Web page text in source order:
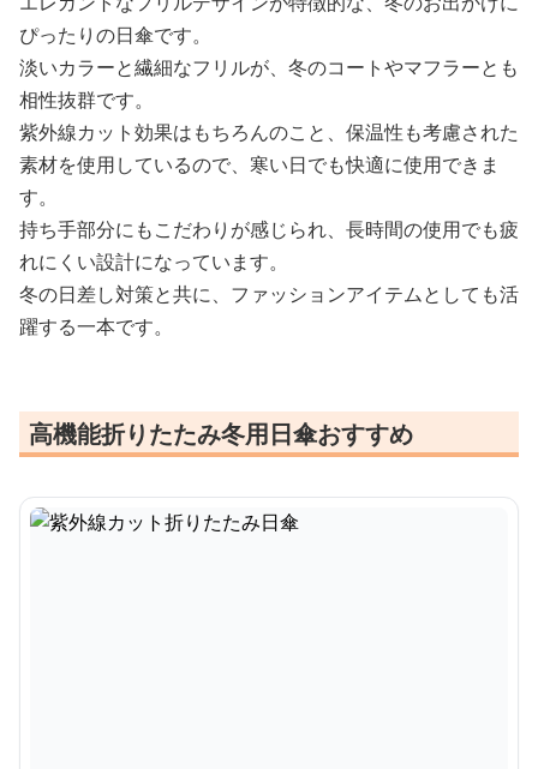
ぴったりの日傘です。
淡いカラーと繊細なフリルが、冬のコートやマフラーとも
相性抜群です。
紫外線カット効果はもちろんのこと、保温性も考慮された
素材を使用しているので、寒い日でも快適に使用できま
す。
持ち手部分にもこだわりが感じられ、長時間の使用でも疲
れにくい設計になっています。
冬の日差し対策と共に、ファッションアイテムとしても活
躍する一本です。
高機能折りたたみ冬用日傘おすすめ